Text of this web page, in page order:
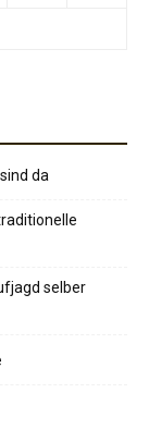
da
selber